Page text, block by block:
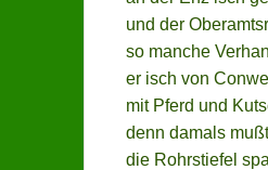
und der
so manche
er isch von
mit Pferd und
denn damals
die Rohrstiefel